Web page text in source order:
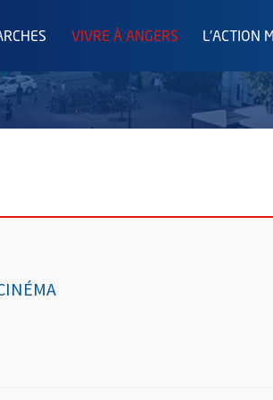
VIVRE À ANGERS L'ACTION